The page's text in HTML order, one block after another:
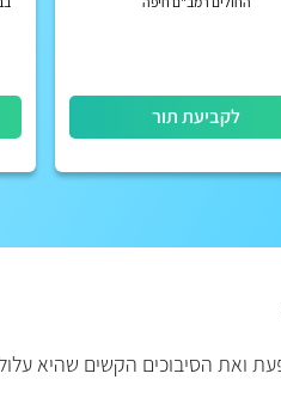
לקביעת תור
ואת הסיבוכים הקשים שהיא